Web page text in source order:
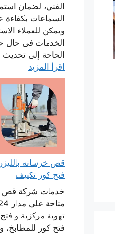
الفني، لضمان
السماعات بكفاءة
ويمكن للعملاء
الخدمات في حال
الحاجة إلى
اقرأ المزيد
فتح كور تكييف
خدمات شركة قص
تهوية مركزية و
فتح كور